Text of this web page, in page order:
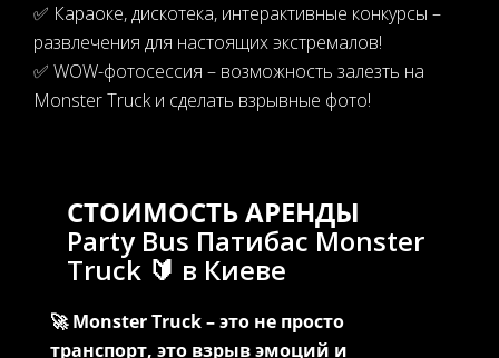
✅ Караоке, дискотека, интерактивные конкурсы –
развлечения для настоящих экстремалов!
✅ WOW-фотосессия – возможность залезть на
Monster Truck и сделать взрывные фото!
СТОИМОСТЬ АРЕНДЫ
Party Bus Патибас Monster
Truck 🔰 в Киеве
🚀 Monster Truck – это не просто
транспорт, это взрыв эмоций и